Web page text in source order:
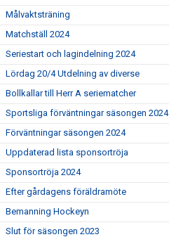
Målvaktsträning
Matchställ 2024
Seriestart och lagindelning 2024
Lördag 20/4 Utdelning av diverse
Bollkallar till Herr A seriematcher
Sportsliga förväntningar säsongen 2024
Förväntningar säsongen 2024
Uppdaterad lista sponsortröja
Sponsortröja 2024
Efter gårdagens föräldramöte
Bemanning Hockeyn
Slut för säsongen 2023